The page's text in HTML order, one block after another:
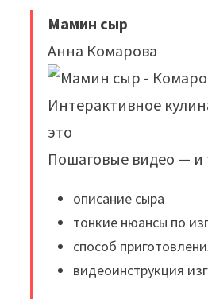
Мамин сыр
Анна Комарова
Интерактивное
это
Пошаговые видео — и
описание сыра
тонкие нюансы по
способ
видеоинструкция